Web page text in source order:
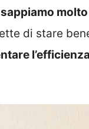
sappiamo
di stare